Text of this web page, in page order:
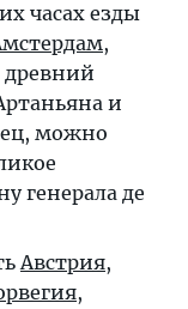
часах езды
,
древний
и
можно
генерала де
Австрия,
,